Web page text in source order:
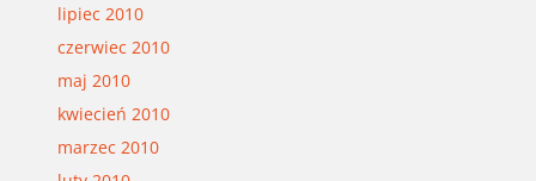
lipiec 2010
czerwiec 2010
maj 2010
kwiecień 2010
marzec 2010